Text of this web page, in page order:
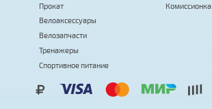
Прокат
Велоаксессуары
Велозапчасти
Тренажеры
Спортивное питание
Комиссионка